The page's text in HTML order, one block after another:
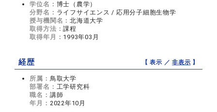
学位名： 博士（農学）
分野名： ライフサイエンス / 応用分子細胞生物学
授与機関名：北海道大学
取得方法：課程
取得年月： 1993年03月
経歴 【 表示 ／非表示 】
所属： 鳥取大学
部署名： 工学研究科
職名： 講師
年月： 2022年10月